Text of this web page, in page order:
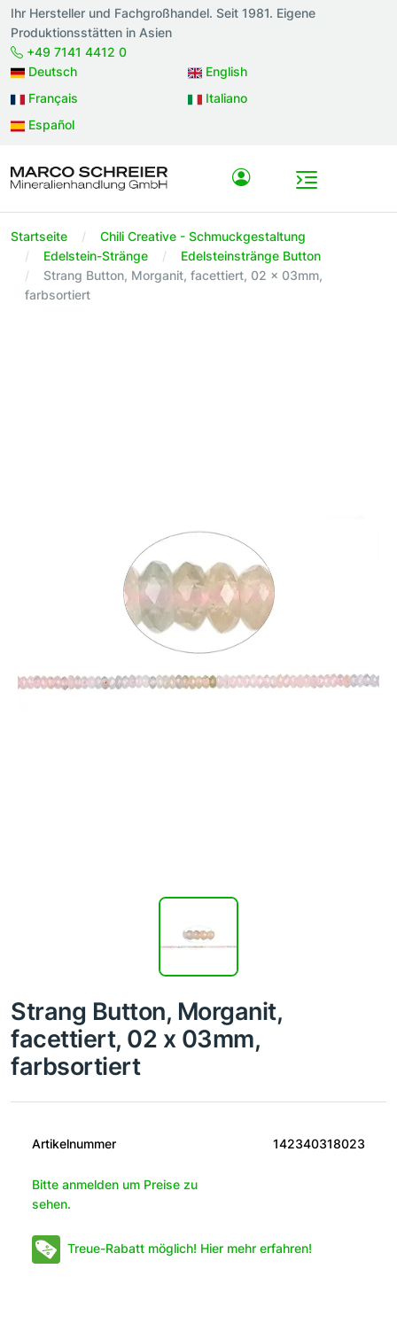
Ihr Hersteller und Fachgroßhandel. Seit 1981. Eigene
Produktionsstätten in Asien
+49 7141 4412 0
Deutsch
English
Français
Italiano
Español
Startseite
Chili Creative - Schmuckgestaltung
Edelstein-Stränge
Edelsteinstränge Button
Strang Button, Morganit, facettiert, 02 x 03mm,
farbsortiert
Strang Button, Morganit,
facettiert, 02 x 03mm,
farbsortiert
Artikelnummer 142340318023
Bitte anmelden um Preise zu
sehen.
Treue-Rabatt möglich! Hier mehr erfahren!